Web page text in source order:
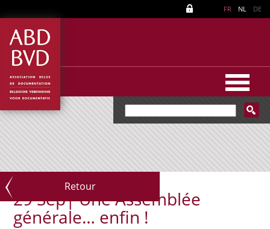
FR NL DE
Retour
29 Sep|Une Assemblée
générale… enfin !